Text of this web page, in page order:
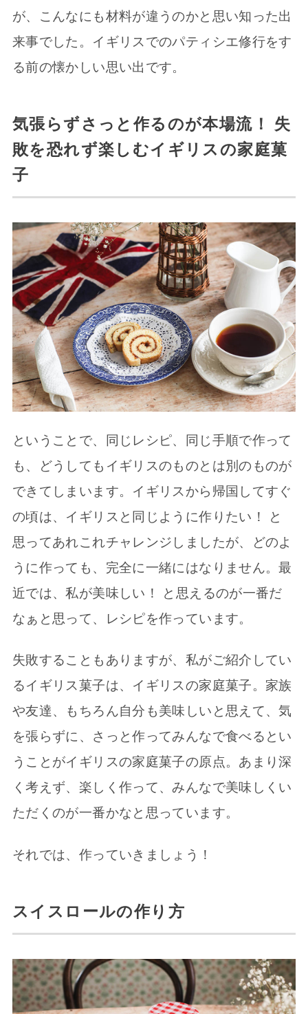
が、こんなにも材料が違うのかと思い知った出
来事でした。イギリスでのパティシエ修行をす
る前の懐かしい思い出です。
気張らずさっと作るのが本場流！ 失
敗を恐れず楽しむイギリスの家庭菓
子
ということで、同じレシピ、同じ手順で作って
も、どうしてもイギリスのものとは別のものが
できてしまいます。イギリスから帰国してすぐ
の頃は、イギリスと同じように作りたい！ と
思ってあれこれチャレンジしましたが、どのよ
うに作っても、完全に一緒にはなりません。最
近では、私が美味しい！ と思えるのが一番だ
なぁと思って、レシピを作っています。
失敗することもありますが、私がご紹介してい
るイギリス菓子は、イギリスの家庭菓子。家族
や友達、もちろん自分も美味しいと思えて、気
を張らずに、さっと作ってみんなで食べるとい
うことがイギリスの家庭菓子の原点。あまり深
く考えず、楽しく作って、みんなで美味しくい
ただくのが一番かなと思っています。
それでは、作っていきましょう！
スイスロールの作り方